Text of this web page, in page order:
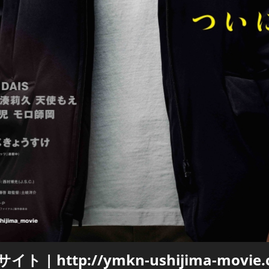
イト | http://ymkn-ushijima-